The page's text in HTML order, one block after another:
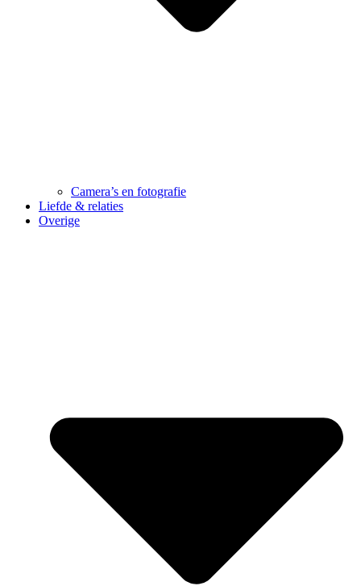
Camera’s en fotografie
Liefde & relaties
Overige